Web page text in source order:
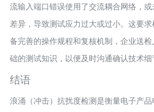
流输入端口错误使用了交流耦合网络，
差异，导致测试应力过大或过小。这要
备完善的操作规程和复核机制，企业送
础的测试知识，以便及时沟通确认技术细
结语
浪涌（冲击）抗扰度检测是衡量电子产